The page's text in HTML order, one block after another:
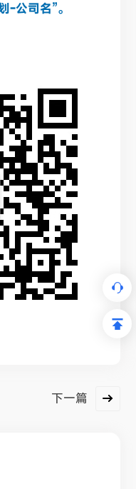
-公司名”。
下一篇